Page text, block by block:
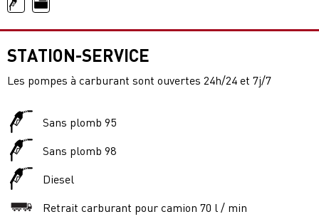
STATION-SERVICE
Les pompes à carburant sont ouvertes 24h/24 et 7j/7
Sans plomb 95
Sans plomb 98
Diesel
Retrait carburant pour camion 70 l / min